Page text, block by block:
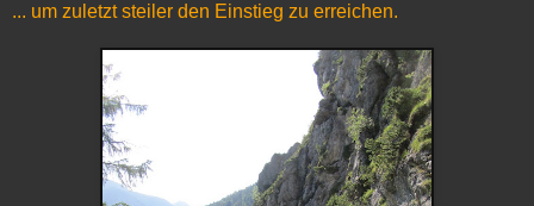
... um zuletzt steiler den Einstieg zu erreichen.